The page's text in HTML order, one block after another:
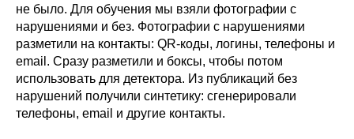
не было. Для обучения мы взяли фотографии с
нарушениями и без. Фотографии с нарушениями
разметили на контакты: QR-коды, логины, телефоны и
email. Сразу разметили и боксы, чтобы потом
использовать для детектора. Из публикаций без
нарушений получили синтетику: сгенерировали
телефоны, email и другие контакты.